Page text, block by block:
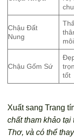
Chậu Đất
Nung
Chậu Gốm Sứ
tốt
Xuất sang Trang
chất tham khảo
Thơ, và có thể